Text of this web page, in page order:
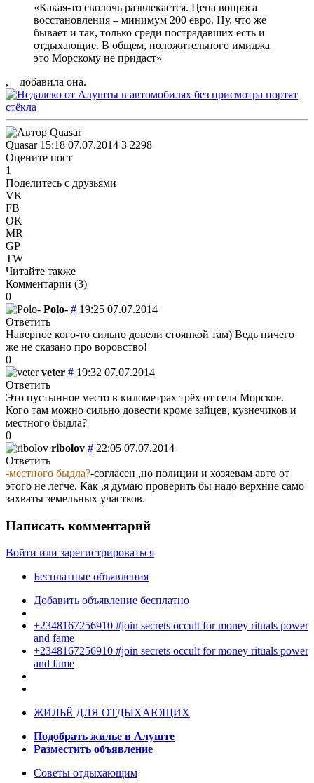
«Какая-то сволочь развлекается. Цена вопроса
восстановления – минимум 200 евро. Ну, что же
бывает и так, только среди пострадавших есть и
отдыхающие. В общем, положительного имиджа
это Морскому не придаст»
, – добавила она.
Quasar 15:18 07.07.2014 3 2298
Оцените пост
1
Поделитесь с друзьями
VK
FB
OK
MR
GP
TW
Читайте также
Комментарии (3)
0
Polo- # 19:25 07.07.2014
Ответить
Наверное кого-то сильно довели стоянкой там) Ведь ничего
же не сказано про воровство!
0
veter # 19:32 07.07.2014
Ответить
Это пустынное место в километрах трёх от села Морское.
Кого там можно сильно довести кроме зайцев, кузнечиков и
местного быдла?
0
ribolov # 22:05 07.07.2014
Ответить
-местного быдла?-согласен ,но полиции и хозяевам авто от
этого не легче. Как ,я думаю проверить бы надо верхние само
захваты земельных участков.
Написать комментарий
Войти или зарегистрироваться
Бесплатные объявления
Добавить объявление бесплатно
+2348167256910 #join secrets occult for money rituals power
and fame
+2348167256910 #join secrets occult for money rituals power
and fame
ЖИЛЬЁ ДЛЯ ОТДЫХАЮЩИХ
Подобрать жилье в Алуште
Разместить объявление
Советы отдыхающим